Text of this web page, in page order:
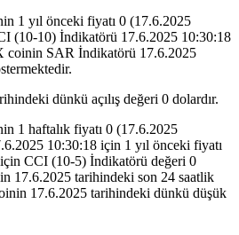
1 yıl önceki fiyatı 0 (17.6.2025
(10-10) İndikatörü 17.6.2025 10:30:18
coinin SAR İndikatörü 17.6.2025
dünkü açılış değeri 0 dolardır.
1 haftalık fiyatı 0 (17.6.2025
10:30:18 için 1 yıl önceki fiyatı
CCI (10-5) İndikatörü değeri 0
17.6.2025 tarihindeki son 24 saatlik
17.6.2025 tarihindeki dünkü düşük